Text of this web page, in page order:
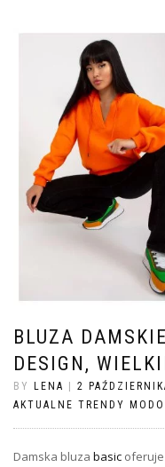
BLUZA
DESIGN,
BY LENA | 2
AKTUALNE TRENDY
Damska bluza basic